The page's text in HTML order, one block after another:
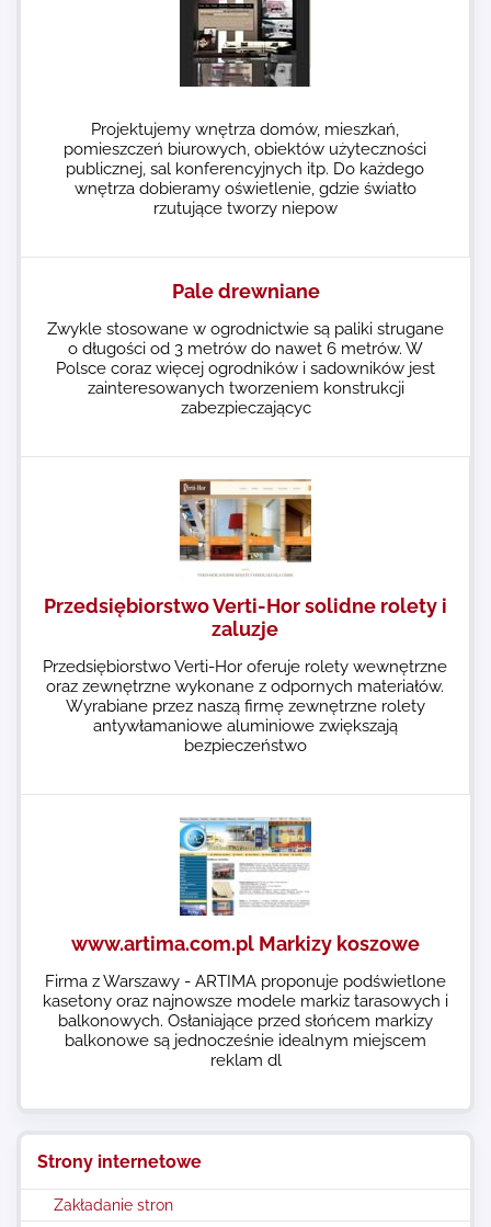
Strony internetowe
Zakładanie stron
Projektujemy wnętrza domów, mieszkań,
pomieszczeń biurowych, obiektów użyteczności
publicznej, sal konferencyjnych itp. Do każdego
wnętrza dobieramy oświetlenie, gdzie światło
rzutujące tworzy niepow
Pale drewniane
Zwykle stosowane w ogrodnictwie są paliki strugane
o długości od 3 metrów do nawet 6 metrów. W
Polsce coraz więcej ogrodników i sadowników jest
zainteresowanych tworzeniem konstrukcji
zabezpieczającyc
Przedsiębiorstwo Verti-Hor solidne rolety i
zaluzje
Przedsiębiorstwo Verti-Hor oferuje rolety wewnętrzne
oraz zewnętrzne wykonane z odpornych materiałów.
Wyrabiane przez naszą firmę zewnętrzne rolety
antywłamaniowe aluminiowe zwiększają
bezpieczeństwo
www.artima.com.pl Markizy koszowe
Firma z Warszawy - ARTIMA proponuje podświetlone
kasetony oraz najnowsze modele markiz tarasowych i
balkonowych. Osłaniające przed słońcem markizy
balkonowe są jednocześnie idealnym miejscem
reklam dl